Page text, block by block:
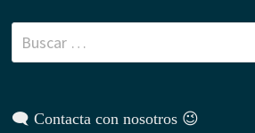
Buscar:
🗨 Contacta con nosotros 😉